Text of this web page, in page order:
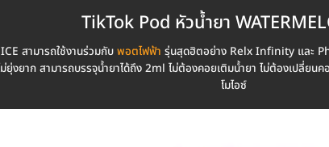
TikTok Pod หัวน้ำยา
สามารถใช้งานร่วมกับ พอตไฟฟ้า รุ่นสุดฮิตอย่าง Relx Infinity และ
ยาก สามารถบรรจุน้ำยาได้ถึง 2ml ไม่ต้องคอยเติมน้ำยา ไม่ต้องเปลี่ย
โมไอซ์